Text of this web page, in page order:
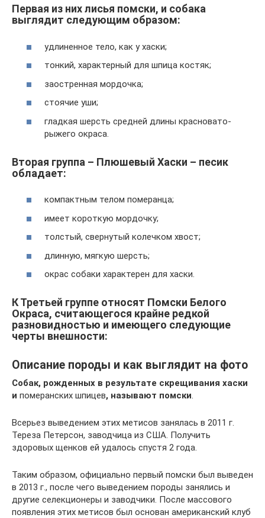
Первая из них лисья помски, и собака
выглядит следующим образом:
удлиненное тело, как у хаски;
тонкий, характерный для шпица костяк;
заостренная мордочка;
стоячие уши;
гладкая шерсть средней длины красновато-
рыжего окраса.
Вторая группа – Плюшевый Хаски – песик
обладает:
компактным телом померанца;
имеет короткую мордочку;
толстый, свернутый колечком хвост;
длинную, мягкую шерсть;
окрас собаки характерен для хаски.
К Третьей группе относят Помски Белого
Окраса, считающегося крайне редкой
разновидностью и имеющего следующие
черты внешности:
Описание породы и как выглядит на фото
Собак, рожденных в результате скрещивания хаски
и померанских шпицев, называют помски.
Всерьез выведением этих метисов занялась в 2011 г.
Тереза Петерсон, заводчица из США. Получить
здоровых щенков ей удалось спустя 2 года.
Таким образом, официально первый помски был выведен
в 2013 г., после чего выведением породы занялись и
другие селекционеры и заводчики. После массового
появления этих метисов был основан американский клуб